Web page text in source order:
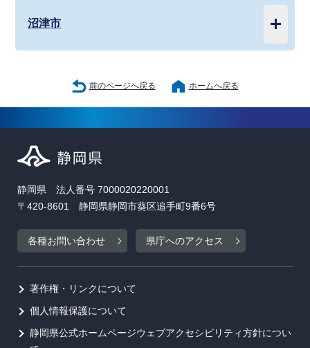
沼津市
前のページへ戻る ホームへ戻る
静岡県 法人番号 7000020220001
〒420-8601 静岡県静岡市葵区追手町9番6号
各種お問い合わせ 県庁へのアクセス
著作権・リンクについて
個人情報保護について
静岡県公式ホームページウェブアクセシビリティ方針につい